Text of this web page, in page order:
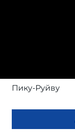
Пику-Руйву